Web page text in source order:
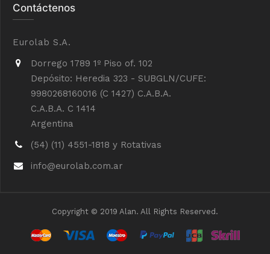
Contáctenos
Eurolab S.A.
Dorrego 1789 1º Piso of. 102
Depósito: Heredia 323 - SUBGLN/CUFE:
9980268160016 (C 1427) C.A.B.A.
C.A.B.A. C 1414
Argentina
(54) (11) 4551-1818 y Rotativas
info@eurolab.com.ar
Copyright © 2019 Alan. All Rights Reserved.